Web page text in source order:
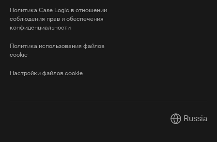
Политика Case Logic в отношении
соблюдения прав и обеспечения
конфиденциальности
Политика использования файлов
cookie
Настройки файлов cookie
Current
Russia